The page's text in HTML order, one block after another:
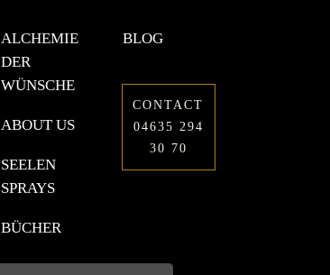
ALCHEMIE
DER
WÜNSCHE
ABOUT US
SEELEN
SPRAYS
BÜCHER
BLOG
CONTACT
04635 294
30 70